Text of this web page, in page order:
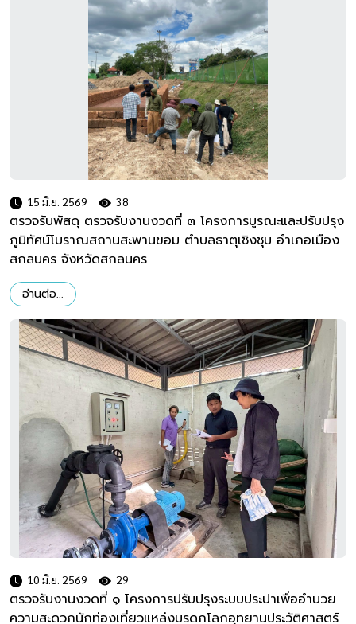
15 มิ.ย. 2569 38
ตรวจรับพัสดุ ตรวจรับงานงวดที่ ๓ โครงการบูรณะและปรับปรุง
ภูมิทัศน์โบราณสถานสะพานขอม ตำบลธาตุเชิงชุม อำเภอเมือง
สกลนคร จังหวัดสกลนคร
อ่านต่อ...
10 มิ.ย. 2569 29
ตรวจรับงานงวดที่ ๑ โครงการปรับปรุงระบบประปาเพื่ออำนวย
ความสะดวกนักท่องเที่ยวแหล่งมรดกโลกอุทยานประวัติศาสตร์